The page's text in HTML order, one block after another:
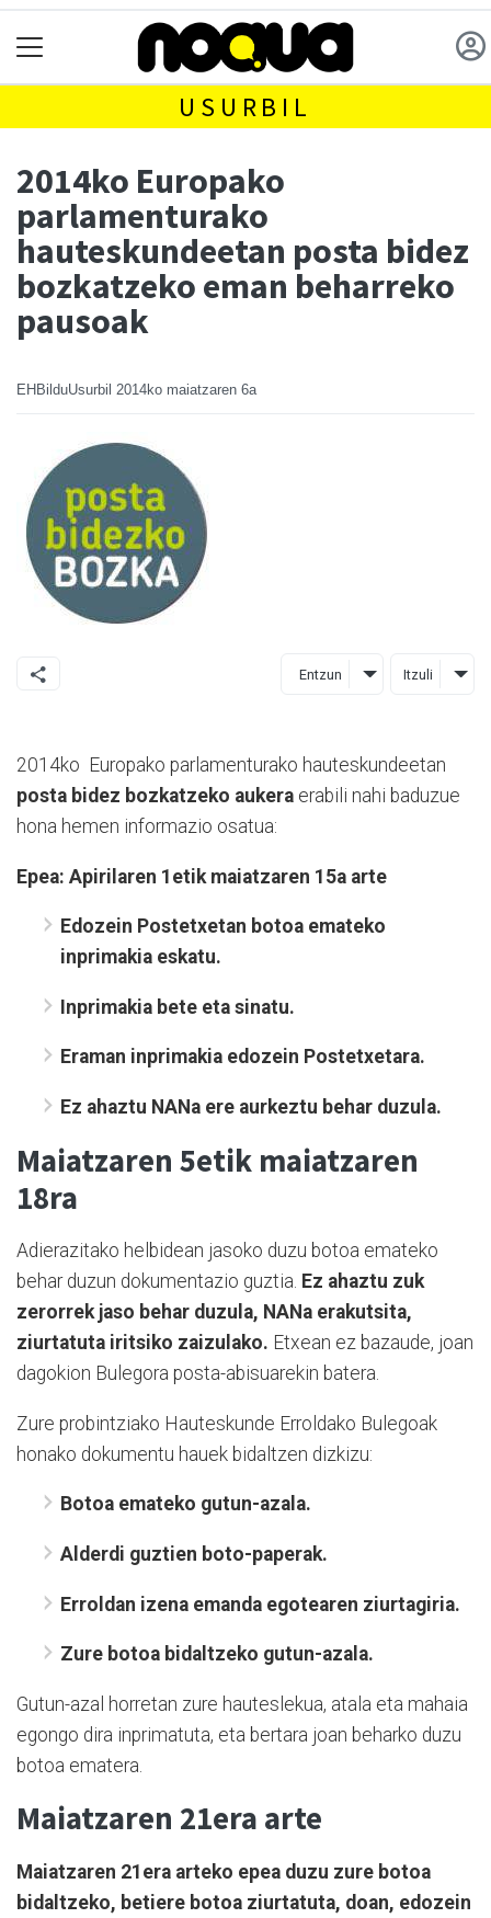
USURBIL
2014ko Europako
parlamenturako
hauteskundeetan posta bidez
bozkatzeko eman beharreko
pausoak
EHBilduUsurbil 2014ko maiatzaren 6a
Entzun Itzuli
2014ko Europako parlamenturako hauteskundeetan
posta bidez bozkatzeko aukera erabili nahi baduzue
hona hemen informazio osatua:
Epea: Apirilaren 1etik maiatzaren 15a arte
Edozein Postetxetan botoa emateko
inprimakia eskatu.
Inprimakia bete eta sinatu.
Eraman inprimakia edozein Postetxetara.
Ez ahaztu NANa ere aurkeztu behar duzula.
Maiatzaren 5etik maiatzaren
18ra
Adierazitako helbidean jasoko duzu botoa emateko
behar duzun dokumentazio guztia. Ez ahaztu zuk
zerorrek jaso behar duzula, NANa erakutsita,
ziurtatuta iritsiko zaizulako. Etxean ez bazaude, joan
dagokion Bulegora posta-abisuarekin batera.
Zure probintziako Hauteskunde Erroldako Bulegoak
honako dokumentu hauek bidaltzen dizkizu:
Botoa emateko gutun-azala.
Alderdi guztien boto-paperak.
Erroldan izena emanda egotearen ziurtagiria.
Zure botoa bidaltzeko gutun-azala.
Gutun-azal horretan zure hauteslekua, atala eta mahaia
egongo dira inprimatuta, eta bertara joan beharko duzu
botoa ematera.
Maiatzaren 21era arte
Maiatzaren 21era arteko epea duzu zure botoa
bidaltzeko, betiere botoa ziurtatuta, doan, edozein